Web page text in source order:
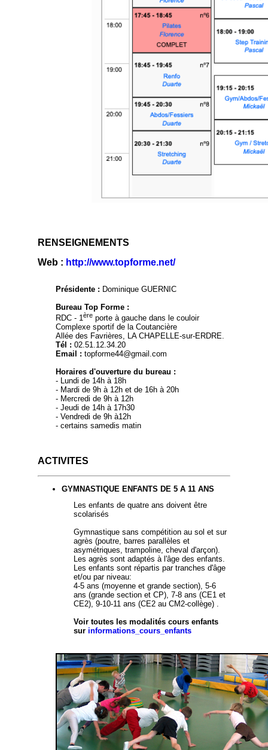
RENSEIGNEMENTS
Web : http://www.topforme.net/
Présidente : Dominique GUERNIC
Bureau Top Forme :
RDC - 1èreporte à gauche dans le couloir
Complexe sportif de la Coutancière
Allée des Favrières, LA CHAPELLE-sur-ERDRE.
Tél : 02.51.12.34.20
Email : topforme44@gmail.com
Horaires d'ouverture du bureau :
- Lundi de 14h à 18h
- Mardi de 9h à 12h et de 16h à 20h
- Mercredi de 9h à 12h
- Jeudi de 14h à 17h30
- Vendredi de 9h à12h
- certains samedis matin
ACTIVITES
GYMNASTIQUE ENFANTS DE 5 A 11 ANS
Les enfants de quatre ans doivent être
scolarisés
Gymnastique sans compétition au sol et sur
agrès (poutre, barres parallèles et
asymétriques, trampoline, cheval d'arçon).
Les agrès sont adaptés à l'âge des enfants.
Les enfants sont répartis par tranches d'âge
et/ou par niveau:
4-5 ans (moyenne et grande section), 5-6
ans (grande section et CP), 7-8 ans (CE1 et
CE2), 9-10-11 ans (CE2 au CM2-collège) .
Voir toutes les modalités cours enfants
sur informations_cours_enfants